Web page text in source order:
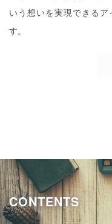
いう想いを実現できるア
す。
CONTENTS